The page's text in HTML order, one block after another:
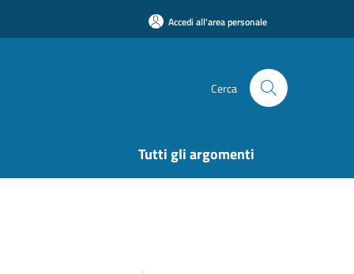
Accedi all'area personale
Cerca
Tutti gli argomenti